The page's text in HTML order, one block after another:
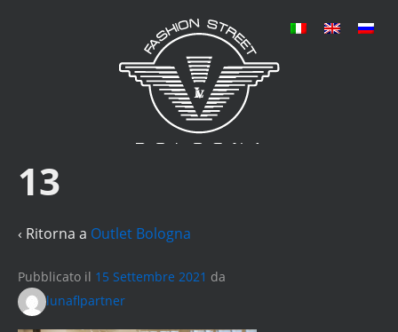
13
‹ Ritorna a Outlet Bologna
Pubblicato il 15 Settembre 2021 da
lunaflpartner